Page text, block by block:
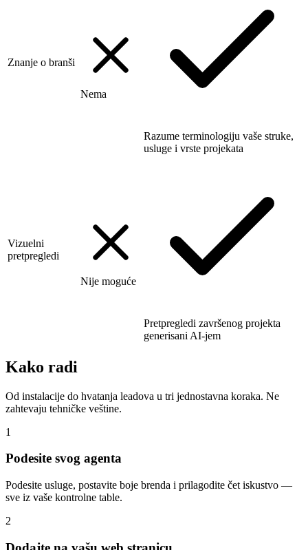
Znanje o branši
Nema
Razume terminologiju vaše struke,
usluge i vrste projekata
Vizuelni
pretpregledi
Nije moguće
Pretpregledi završenog projekta
generisani AI-jem
Kako radi
Od instalacije do hvatanja leadova u tri jednostavna koraka. Ne
zahtevaju tehničke veštine.
1
Podesite svog agenta
Podesite usluge, postavite boje brenda i prilagodite čet iskustvo —
sve iz vaše kontrolne table.
2